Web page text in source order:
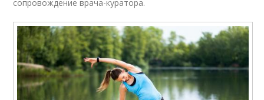
сопровождение врача-куратора.